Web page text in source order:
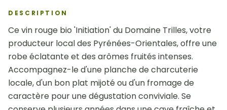
DESCRIPTION
Ce vin rouge bio 'Initiation' du Domaine Trilles, votre
producteur local des Pyrénées-Orientales, offre une
robe éclatante et des arômes fruités intenses.
Accompagnez-le d'une planche de charcuterie
locale, d'un bon plat mijoté ou d'un fromage de
caractère pour une dégustation conviviale. Se